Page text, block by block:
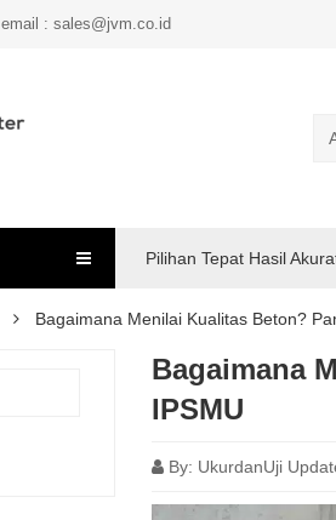
email : sales@jvm.co.id
Pilihan Tepat Hasil
Bagaimana Menilai Kualitas Beton?
Bagaimana
IPSMU
By: UkurdanUji